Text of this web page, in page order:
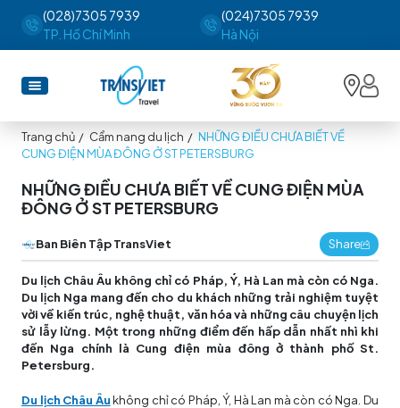
(028)7305 7939
TP. Hồ Chí Minh
(024)7305 7939
Hà Nội
Trang chủ / Cẩm nang du lịch / NHỮNG ĐIỀU CHƯA BIẾT VỀ
CUNG ĐIỆN MÙA ĐÔNG Ở ST PETERSBURG
NHỮNG ĐIỀU CHƯA BIẾT VỀ CUNG ĐIỆN MÙA
ĐÔNG Ở ST PETERSBURG
Ban Biên Tập TransViet Share
Du lịch Châu Âu không chỉ có Pháp, Ý, Hà Lan mà còn có Nga.
Du lịch Nga mang đến cho du khách những trải nghiệm tuyệt
vời về kiến trúc, nghệ thuật, văn hóa và những câu chuyện lịch
sử lẫy lừng. Một trong những điểm đến hấp dẫn nhất nhì khi
đến Nga chính là Cung điện mùa đông ở thành phố St.
Petersburg.
Du lịch Châu Âukhông chỉ có Pháp, Ý, Hà Lan mà còn có Nga. Du